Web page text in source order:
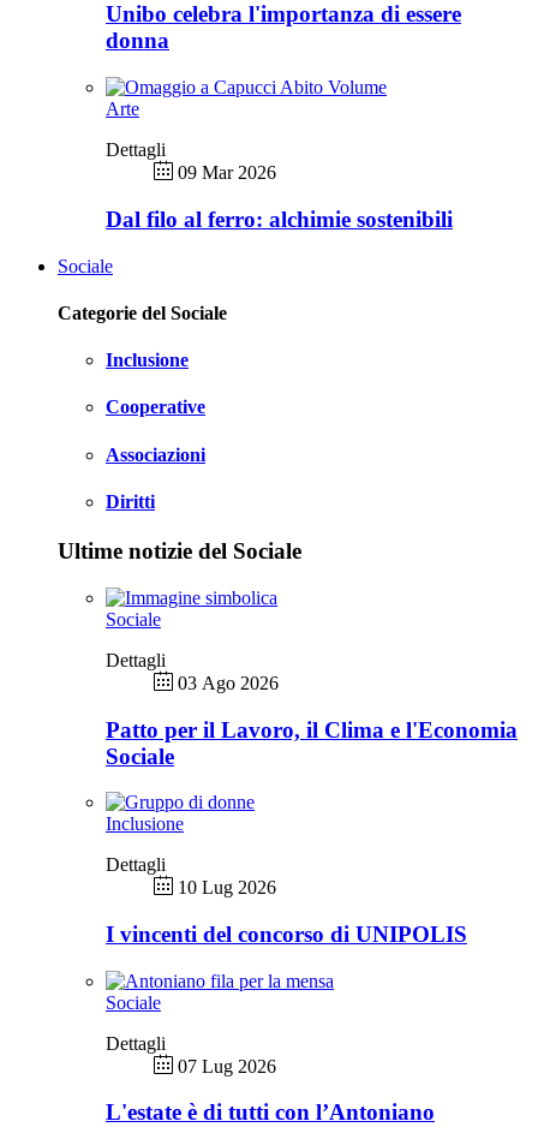
Unibo celebra l'importanza di essere
donna
Arte
Dettagli
09 Mar 2026
Dal filo al ferro: alchimie sostenibili
Sociale
Categorie del Sociale
Inclusione
Cooperative
Associazioni
Diritti
Ultime notizie del Sociale
Sociale
Dettagli
03 Ago 2026
Patto per il Lavoro, il Clima e l'Economia
Sociale
Inclusione
Dettagli
10 Lug 2026
I vincenti del concorso di UNIPOLIS
Sociale
Dettagli
07 Lug 2026
L'estate è di tutti con l’Antoniano